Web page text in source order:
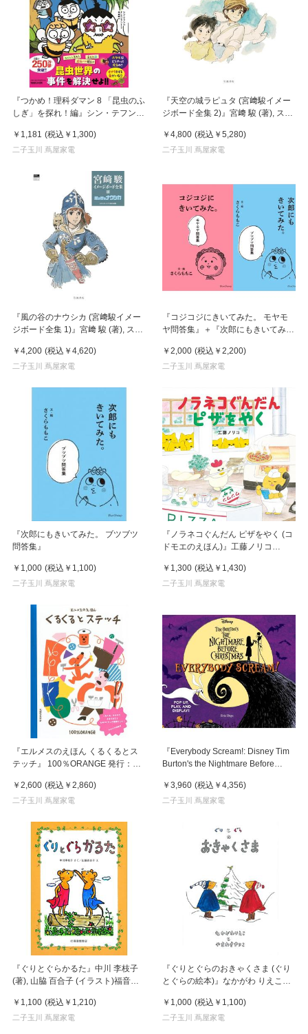
『つかめ！理科ダマン 8 「昆虫のふ
しぎ」を探れ！編』シン・テフン
順 (翻訳)
￥1,181 (税込 ￥1,300)
二子玉川 蔦屋家電
『天空の城ラピュタ (宮﨑駿イメー
ジボード全集 2)』宮﨑 駿 (著), スタ
￥4,800 (税込 ￥5,280)
二子玉川 蔦屋家電
『風の谷のナウシカ (宮﨑駿イメー
ジボード全集 1)』宮﨑 駿 (著), スタ
￥4,200 (税込 ￥4,620)
二子玉川 蔦屋家電
『コジコジにきいてみた。 モヤモ
ヤ問答集』＋『次郎にもきいてみ
￥2,000 (税込 ￥2,200)
二子玉川 蔦屋家電
『次郎にもきいてみた。 ブツブツ
問答集』
￥1,000 (税込 ￥1,100)
二子玉川 蔦屋家電
『ノラネコぐんだん ピザをやく (コ
ドモエのえほん)』工藤ノリコ
￥1,300 (税込 ￥1,430)
二子玉川 蔦屋家電
『エルメスのえほん くるくるとス
テッチ』 100％ORANGE 発行：講
￥2,600 (税込 ￥2,860)
二子玉川 蔦屋家電
『Everybody Scream!: Disney Tim
Burton's the Nightmare Before
Display!』
￥3,960 (税込 ￥4,356)
二子玉川 蔦屋家電
『ぐりとぐらかるた』中川 李枝子
(著), 山脇 百合子 (イラスト)福音館
￥1,100 (税込 ￥1,210)
二子玉川 蔦屋家電
『ぐりとぐらのおきゃくさま (ぐり
とぐらの絵本)』なかがわ りえこ
音館書店
￥1,000 (税込 ￥1,100)
二子玉川 蔦屋家電